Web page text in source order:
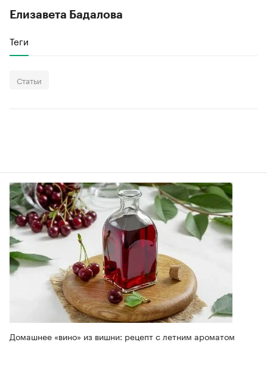
Елизавета Бадалова
Теги
Статьи
Домашнее «вино» из вишни: рецепт с летним ароматом